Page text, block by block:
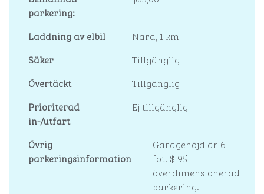
parkering:
Laddning av elbil
Nära, 1 km
Säker
Tillgänglig
Övertäckt
Tillgänglig
Prioriterad
in-/utfart
Ej tillgänglig
Övrig
parkeringsinformation
Garagehöjd är 6
fot. $ 95
överdimensionerad
parkering.